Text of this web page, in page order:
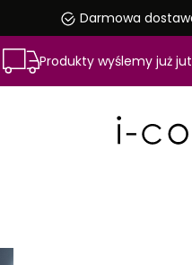
Darmowa
Produkty wyślemy już